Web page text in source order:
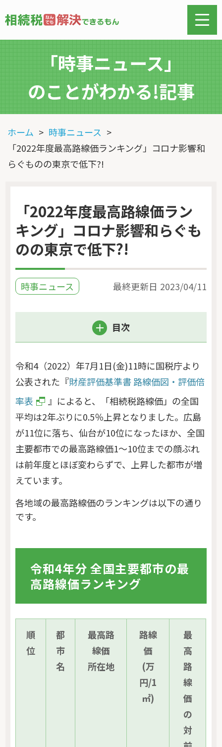
「時事ニュース」
のことがわかる!記事
ホーム
時事ニュース
「2022年度最高路線価ランキング」コロナ影響和
らぐものの東京で低下?!
「2022年度最高路線価ラン
キング」コロナ影響和らぐも
のの東京で低下?!
時事ニュース 最終更新日 2023/04/11
目次
令和4（2022）年7月1日(金)11時に国税庁より
公表された『財産評価基準書 路線価図・評価倍
率表
』によると、「相続税路線価」の全国
平均は2年ぶりに0.5％上昇となりました。広島
が11位に落ち、仙台が10位になったほか、全国
主要都市での最高路線価1～10位までの顔ぶれ
は前年度とほぼ変わらずで、上昇した都市が増
えています。
各地域の最高路線価のランキングは以下の通り
です。
令和4年分 全国主要都市の最
高路線価ランキング
順
位
都
市
名
最高路
線価
所在地
路線
価
(万
円/1
㎡)
最
高
路
線
価
の
対